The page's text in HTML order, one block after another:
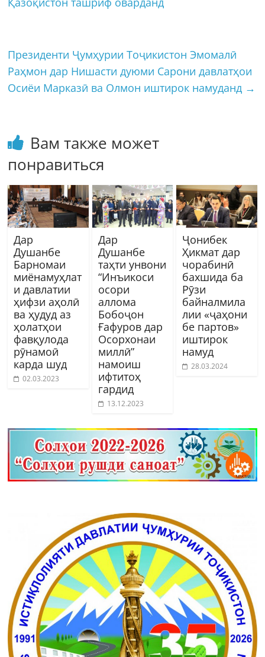
Президенти Ҷумҳурии Тоҷикистон Эмомалӣ
Раҳмон дар Нишасти дуюми Сарони давлатҳои
Осиёи Марказӣ ва Олмон иштирок намуданд →
Вам также может
понравиться
Дар
Душанбе
Барномаи
миёнамуҳлат
и давлатии
ҳифзи аҳолӣ
ва ҳудуд аз
ҳолатҳои
фавқулода
рӯнамоӣ
карда шуд
02.03.2023
Дар
Душанбе
таҳти унвони
“Инъикоси
осори
аллома
Бобоҷон
Ғафуров дар
Осорхонаи
миллӣ”
намоиш
ифтитоҳ
гардид
13.12.2023
Ҷонибек
Ҳикмат дар
чорабинӣ
бахшида ба
Рӯзи
байналмила
лии «ҷаҳони
бе партов»
иштирок
намуд
28.03.2024